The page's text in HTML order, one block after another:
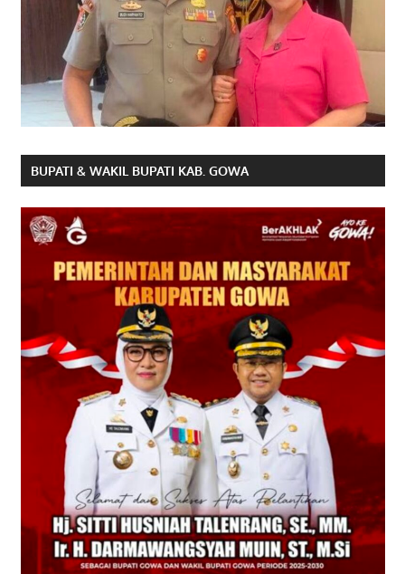
BUPATI & WAKIL BUPATI KAB. GOWA